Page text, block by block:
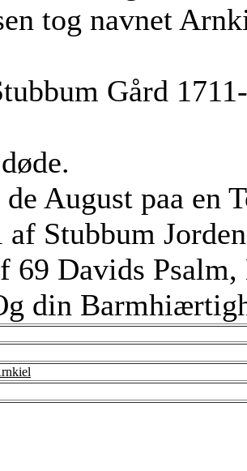
tog navnet
Gård
August paa en
Stubbum
69 Davids
din